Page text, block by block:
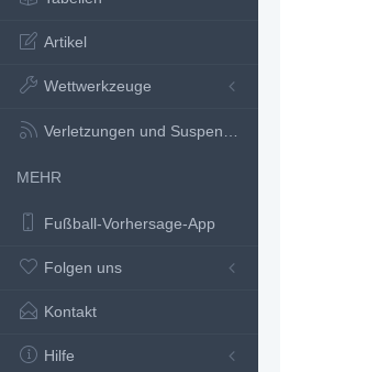
Artikel
Wettwerkzeuge
Verletzungen und Suspensionen
MEHR
Fußball-Vorhersage-App
Folgen uns
Kontakt
Hilfe